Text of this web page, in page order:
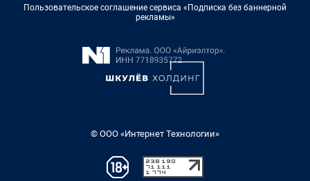
Пользовательское соглашение сервиса «Подписка без баннерной
рекламы»
© ООО «Интернет Технологии»